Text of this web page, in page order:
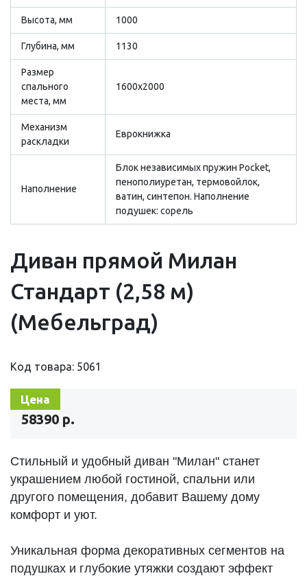
Высота, мм 1000
Глубина, мм 1130
Размер
cпального
места, мм
1600х2000
Механизм
раскладки
Еврокнижка
Наполнение
Блок независимых пружин Pocket,
пенополиуретан, термовойлок,
ватин, синтепон. Наполнение
подушек: сорель
Диван прямой Милан
Стандарт (2,58 м)
(Мебельград)
Код товара: 5061
Цена
58390 р.
Стильный и удобный диван "Милан" станет
украшением любой гостиной, спальни или
другого помещения, добавит Вашему дому
комфорт и уют.
Уникальная форма декоративных сегментов на
подушках и глубокие утяжки создают эффект